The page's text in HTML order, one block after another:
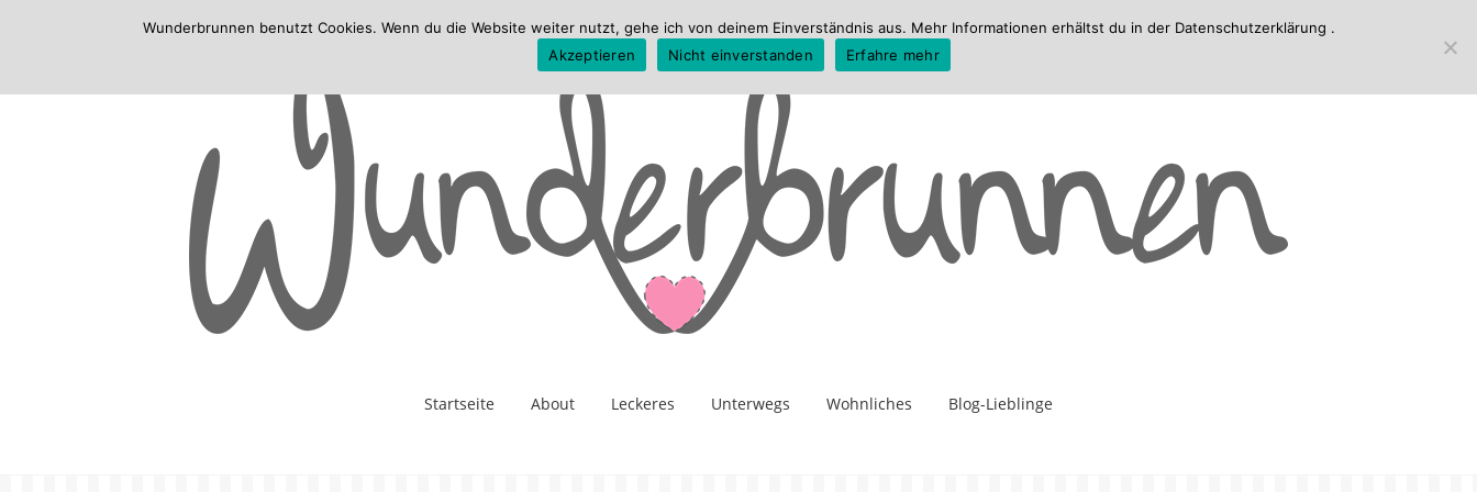
Startseite About Leckeres Unterwegs Wohnliches Blog-Lieblinge
Wunderbrunnen benutzt Cookies. Wenn du die Website weiter nutzt, gehe ich von deinem Einverständnis aus. Mehr Informationen erhältst du in der Datenschutzerklärung .
Akzeptieren
Nicht einverstanden Erfahre mehr